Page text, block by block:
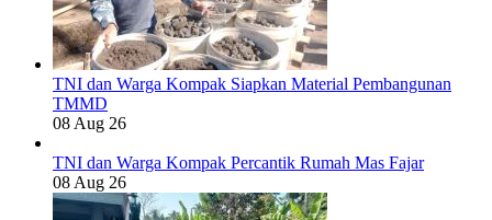
TNI dan Warga Kompak Siapkan Material Pembangunan
TMMD
08 Aug 26
TNI dan Warga Kompak Percantik Rumah Mas Fajar
08 Aug 26